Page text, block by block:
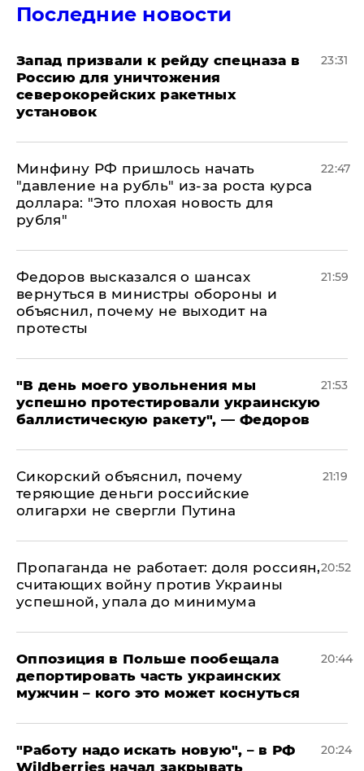
Последние новости
Запад призвали к рейду спецназа в
Россию для уничтожения
северокорейских ракетных
установок
23:31
Минфину РФ пришлось начать
"давление на рубль" из-за роста курса
доллара: "Это плохая новость для
рубля"
22:47
Федоров высказался о шансах
вернуться в министры обороны и
объяснил, почему не выходит на
протесты
21:59
​"В день моего увольнения мы
успешно протестировали украинскую
баллистическую ракету", — Федоров
21:53
Сикорский объяснил, почему
теряющие деньги российские
олигархи не свергли Путина
21:19
​Пропаганда не работает: доля россиян,
считающих войну против Украины
успешной, упала до минимума
20:52
Оппозиция в Польше пообещала
депортировать часть украинских
мужчин – кого это может коснуться
20:44
"Работу надо искать новую", – в РФ
Wildberries начал закрывать
20:24